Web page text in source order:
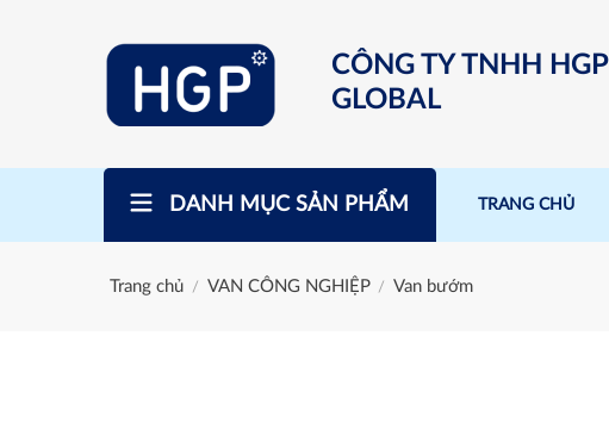
CÔNG TY TNHH HGP
GLOBAL
DANH MỤC SẢN PHẨM TRANG CHỦ
Trang chủ / VAN CÔNG NGHIỆP / Van bướm